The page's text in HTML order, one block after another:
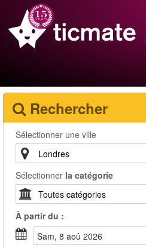
Rechercher
Sélectionner une ville
Sélectionner la catégorie
À partir du :
sam, 8 aoû 2026